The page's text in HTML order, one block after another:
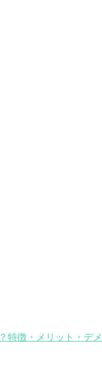
特徴・メリット・デメ